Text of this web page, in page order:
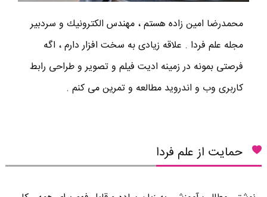
محمدرضا امين زاده هستم ، مهندس الكترونيك و سردبير
مجله علم فردا . علاقه زیادی به سخت افزار دارم ، اگه
فرصتی بمونه در زمینه ادیت فیلم و تصویر و طراحی رابط
کاربری وب و اندروید مطالعه و تمرین می کنم .
حمایت از علم فردا